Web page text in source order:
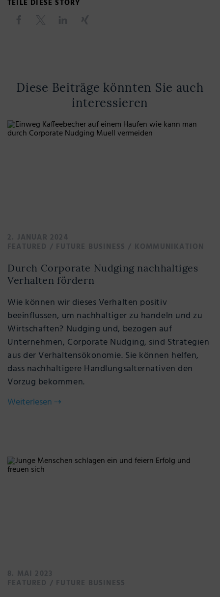
TEILE DIESE STORY
Diese Beiträge könnten Sie auch
interessieren
2. JANUAR 2024
FEATURED / FUTURE BUSINESS / KOMMUNIKATION
Durch Corporate Nudging nachhaltiges
Verhalten fördern
Wie können wir dieses Verhalten positiv
beeinflussen, um nachhaltiger zu handeln und zu
Wirtschaften? Nudging und, bezogen auf
Unternehmen, Corporate Nudging, sind Strategien
aus der Verhaltensökonomie. Sie können helfen,
dass nachhaltigere Handlungsalternativen den
Vorzug bekommen.
Weiterlesen ⇢
8. MAI 2023
FEATURED / FUTURE BUSINESS